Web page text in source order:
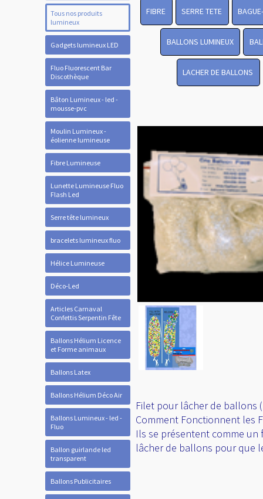
Tous nos produits
lumineux
Gadgets lumineux LED
Fluo Fluorescent Bar
Discothèque
Bâton Lumineux - led -
mousse-pvc
Moulin Lumineux -
éolienne lumineuse
Fibre Lumineuse
Lunette Lumineuse Fluo
Flash Led
Serre tête lumineux
bracelets lumineux fluo
Hélice Lumineuse
Déco-Led
Articles Carnaval
Confettis Serpentin Fête
Ballons Hélium Licence
et Forme animaux
Ballons Latex
Ballons Hélium Déco Air
Ballons Lumineux - led -
Fluo
Ballon guirlande led
transparent
Ballons Publicitaires
FIBRE SERRE TETE
BALLONS LUMINEUX
LACHER DE BALLONS
Filet pour lâcher de ballons
Comment Fonctionnent les
Ils se présentent comme
lâcher de ballons pour que